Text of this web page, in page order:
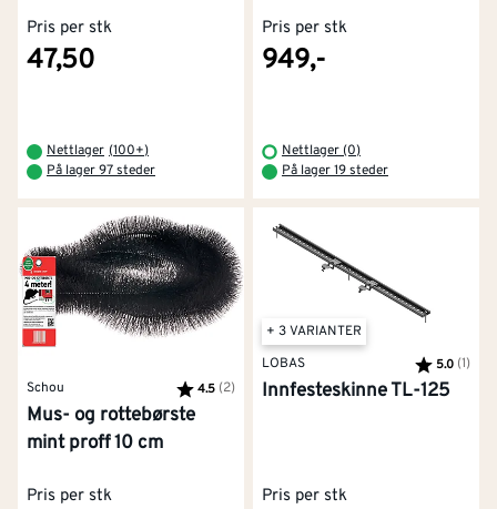
Pris per stk
47,50
Nettlager (100+)
På lager 97 steder
Pris per stk
949,-
Nettlager (0)
På lager 19 steder
Schou Karakter:
4.5 (2) av 5 mulige
Mus- og rottebørste
mint proff 10 cm
Pris per stk
+ 3 VARIANTER
LOBAS
Karakter:
5.0 (1)
Innfesteskinne TL-125
Pris per stk